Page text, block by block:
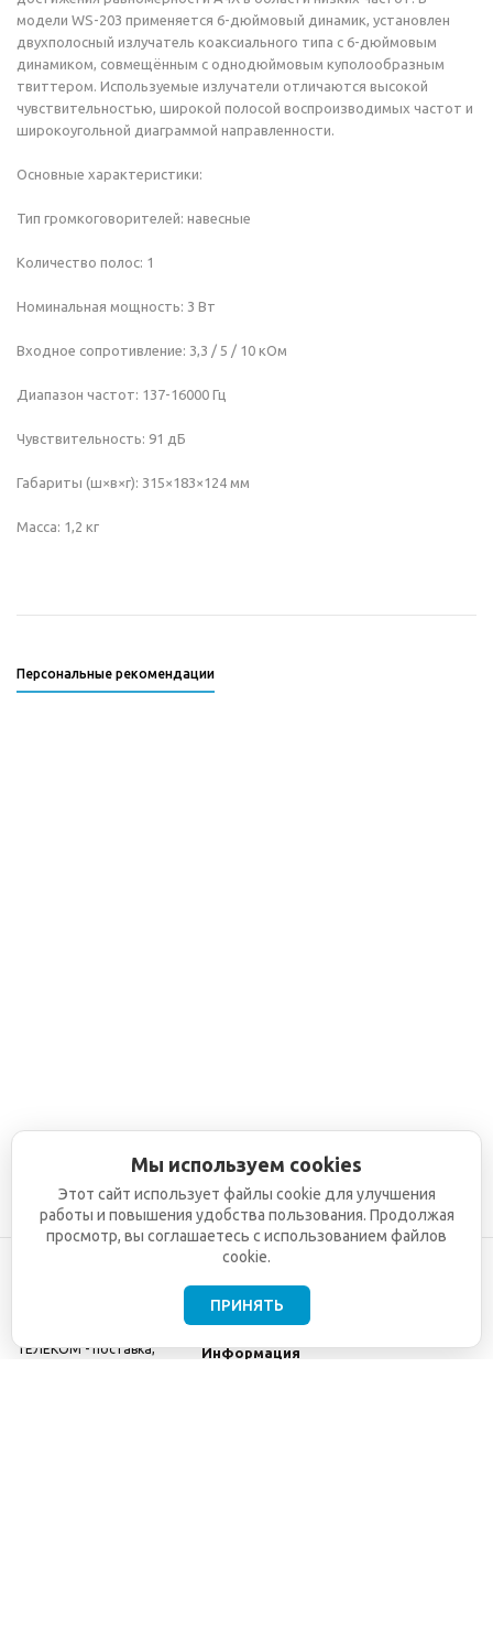
модели WS-203 применяется 6-дюймовый динамик, установлен
двухполосный излучатель коаксиального типа с 6-дюймовым
динамиком, совмещённым с однодюймовым куполообразным
твиттером. Используемые излучатели отличаются высокой
чувствительностью, широкой полосой воспроизводимых частот и
широкоугольной диаграммой направленности.
Основные характеристики:
Тип громкоговорителей: навесные
Количество полос: 1
Номинальная мощность: 3 Вт
Входное сопротивление: 3,3 / 5 / 10 кОм
Диапазон частот: 137-16000 Гц
Чувствительность: 91 дБ
Габариты (ш×в×г): 315×183×124 мм
Масса: 1,2 кг
Персональные рекомендации
ТЕЛЕКОМ - поставка,
Информация
Мы используем cookies
Этот сайт использует файлы cookie для улучшения
работы и повышения удобства пользования. Продолжая
просмотр, вы соглашаетесь с использованием файлов
cookie.
ПРИНЯТЬ